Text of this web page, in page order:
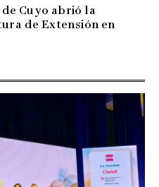
Cuyo abrió la
de Extensión en